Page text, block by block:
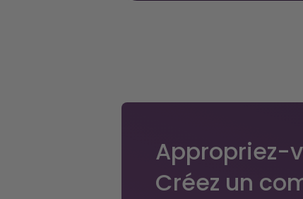
Appropriez-
Créez un